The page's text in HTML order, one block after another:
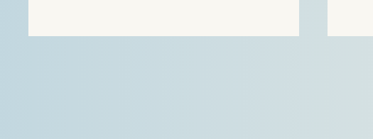
als aandeelhoudersgeschillen,…